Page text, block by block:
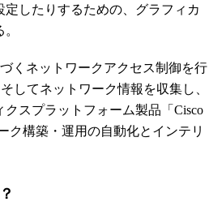
したりするための、グラフィカ
くネットワークアクセス制御を行
してネットワーク情報を収集し、
スプラットフォーム製品「Cisco
ク構築・運用の自動化とインテリ